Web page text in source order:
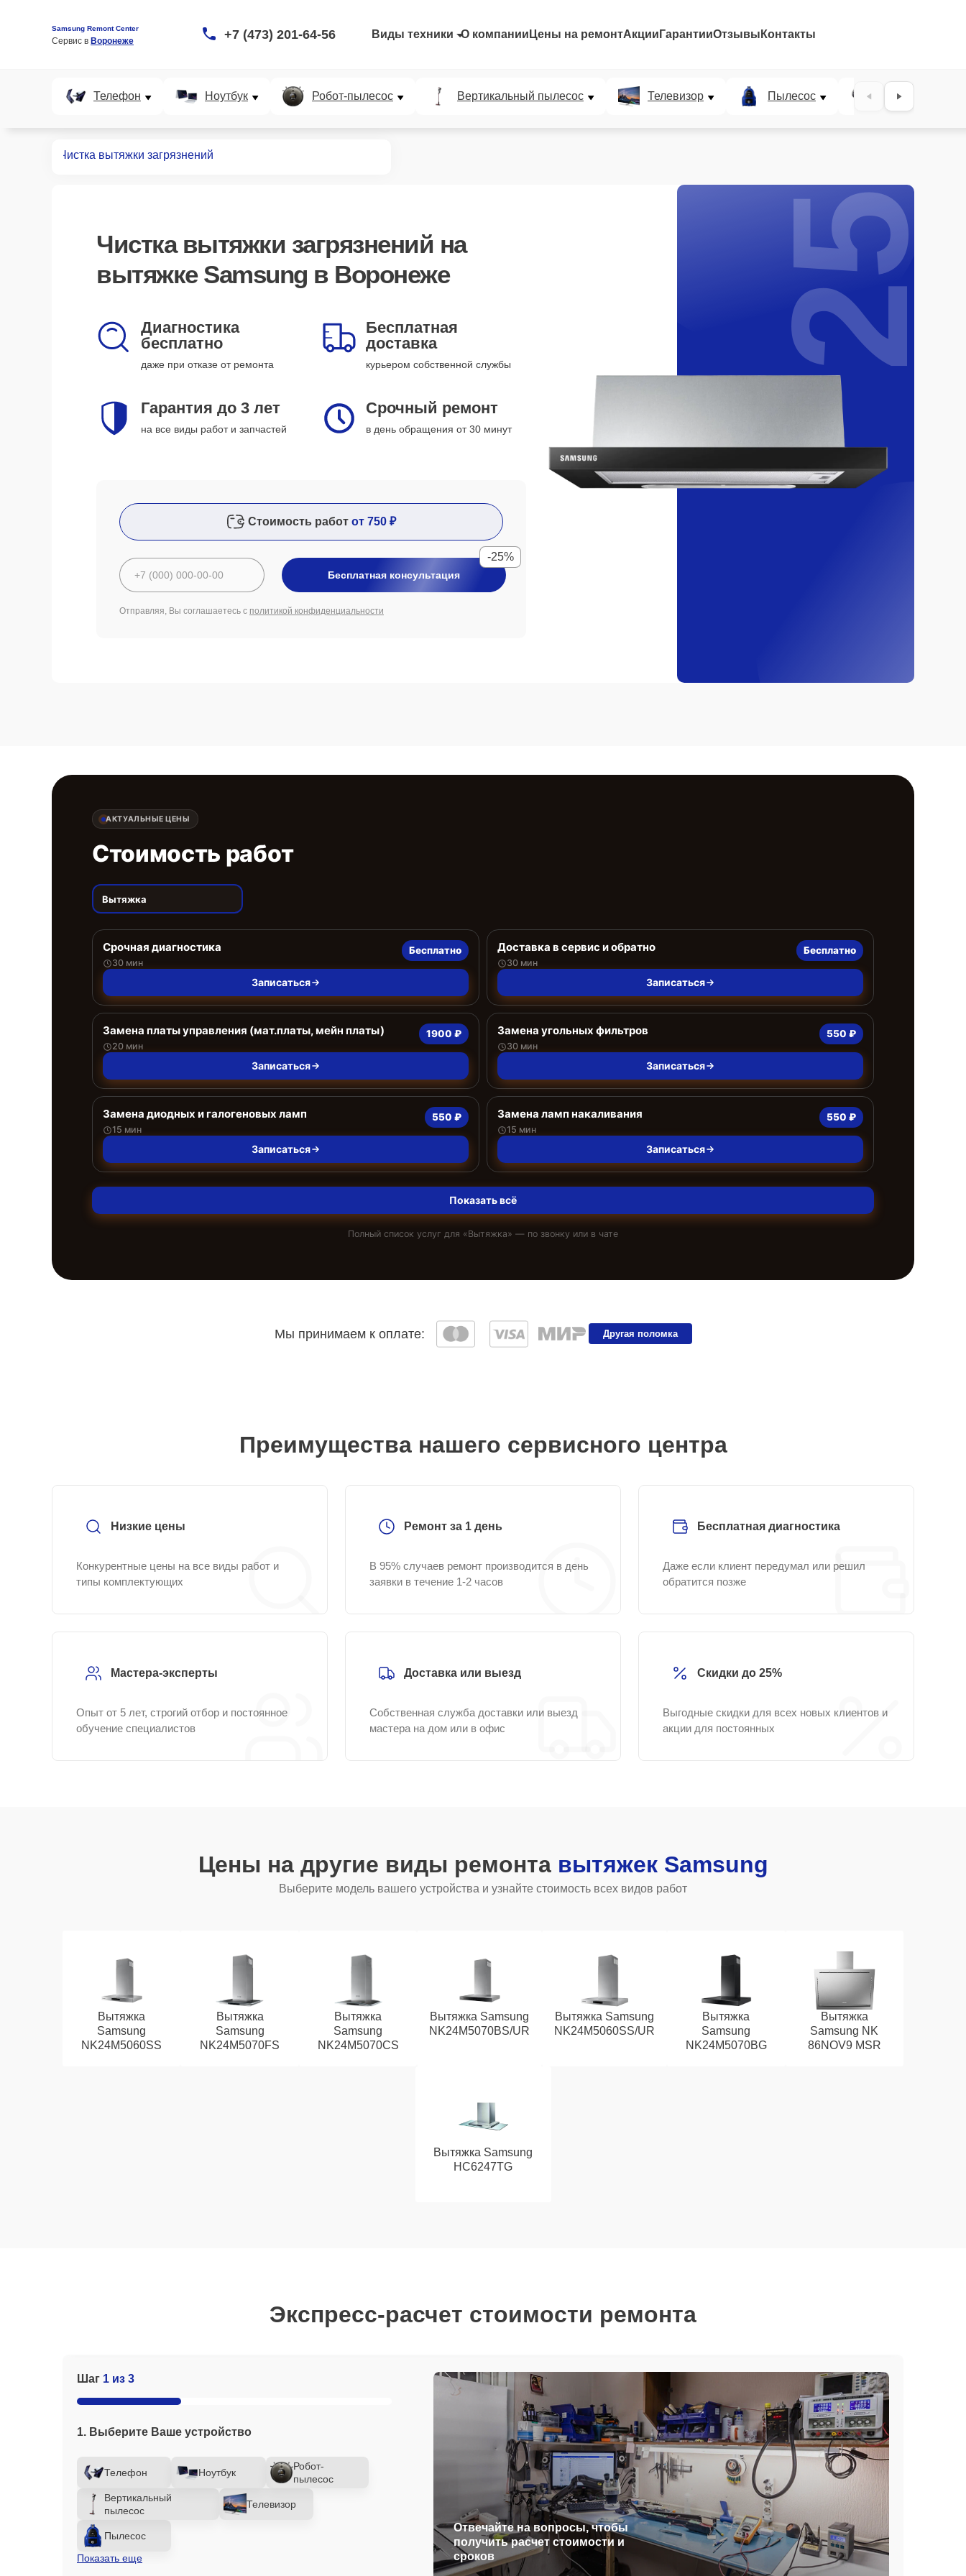
Samsung Remont Center
Сервис в Воронеже +7 (473) 201-64-56 Виды техники О компании Цены на ремонтАкции ГарантииОтзывы Контакты
Телефон Ноутбук Робот-пылесос Вертикальный пылесос Телевизор Пылесос Проектор
Чистка вытяжки загрязнений
Чистка вытяжки загрязнений на
вытяжке Samsung в Воронеже
Диагностика
бесплатно
даже при отказе от ремонта
Бесплатная
доставка
курьером собственной службы
Гарантия до 3 лет
на все виды работ и запчастей
Срочный ремонт
в день обращения от 30 минут
Стоимость работ от 750 ₽
Бесплатная консультация
-25%
Отправляя, Вы соглашаетесь с политикой конфиденциальности
25%
АКТУАЛЬНЫЕ ЦЕНЫ
Стоимость работ
Вытяжка
Срочная диагностика
30 мин
Бесплатно
Записаться
Доставка в сервис и обратно
30 мин
Бесплатно
Записаться
Замена платы управления (мат.платы, мейн платы)
20 мин
1900 ₽
Записаться
Замена угольных фильтров
30 мин
550 ₽
Записаться
Замена диодных и галогеновых ламп
15 мин
550 ₽
Записаться
Замена ламп накаливания
15 мин
550 ₽
Записаться
Показать всё
Полный список услуг для «Вытяжка» — по звонку или в чате
Мы принимаем к оплате: Другая поломка
Преимущества нашего сервисного центра
Низкие цены
Конкурентные цены на все виды работ и
типы комплектующих
Ремонт за 1 день
В 95% случаев ремонт производится в день
заявки в течение 1-2 часов
Бесплатная диагностика
Даже если клиент передумал или решил
обратится позже
Мастера-эксперты
Опыт от 5 лет, строгий отбор и постоянное
обучение специалистов
Доставка или выезд
Собственная служба доставки или выезд
мастера на дом или в офис
Скидки до 25%
Выгодные скидки для всех новых клиентов и
акции для постоянных
Цены на другие виды ремонта вытяжек Samsung
Выберите модель вашего устройства и узнайте стоимость всех видов работ
Вытяжка
Samsung
NK24M5060SS
Вытяжка
Samsung
NK24M5070FS
Вытяжка
Samsung
NK24M5070CS
Вытяжка Samsung
NK24M5070BS/UR
Вытяжка Samsung
NK24M5060SS/UR
Вытяжка
Samsung
NK24M5070BG
Вытяжка
Samsung NK
86NOV9 MSR
Вытяжка Samsung
HC6247TG
Экспресс-расчет стоимости ремонта
Шаг 1 из 3
1. Выберите Ваше устройство
Телефон Ноутбук
Робот-
пылесос
Вертикальный
пылесос
Телевизор
Пылесос
Показать еще
Отвечайте на вопросы, чтобы
получить расчет стоимости и
сроков